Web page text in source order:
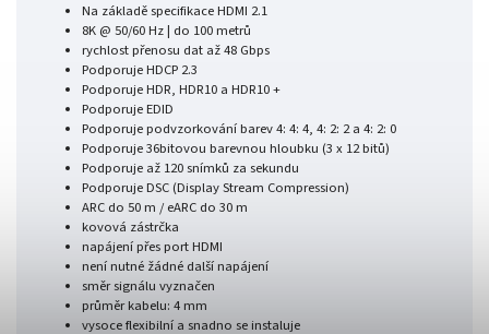
Na základě specifikace HDMI 2.1
8K @ 50/60 Hz | do 100 metrů
rychlost přenosu dat až 48 Gbps
Podporuje HDCP 2.3
Podporuje HDR, HDR10 a HDR10 +
Podporuje EDID
Podporuje podvzorkování barev 4: 4: 4, 4: 2: 2 a 4: 2: 0
Podporuje 36bitovou barevnou hloubku (3 x 12 bitů)
Podporuje až 120 snímků za sekundu
Podporuje DSC (Display Stream Compression)
ARC do 50 m / eARC do 30 m
kovová zástrčka
napájení přes port HDMI
není nutné žádné další napájení
směr signálu vyznačen
průměr kabelu: 4 mm
vysoce flexibilní a snadno se instaluje